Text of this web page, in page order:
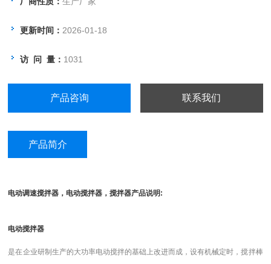
稳定精密的搅拌。转速有数字显示，准
确、直观。特别适合搅拌大体积的样
品、医药卫生、环保、生化实验室、分
析室、教育科研的*工具。
更新时间： 2026-01-18
访 问 量： 1031
产品咨询 联系我们
产品简介
电动调速搅拌器，电动搅拌器，搅拌器产品说明:
电动搅拌器
是在企业研制生产的大功率电动搅拌的基础上改进而成，设有机械定时，搅拌棒